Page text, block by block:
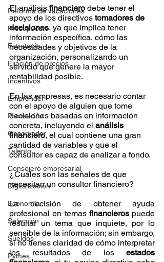
Reforma de vacaciones
Presupuesto
Estrategia
Fijación de precios
Incentivos
Emprender
Planeación
Observador
Talento
Consejero empresarial
Digitalización
Economía
Selección
Sueldos
Pymes
El análisis financiero debe tener el
apoyo de los directivos tomadores de
decisiones, ya que implica tener
información específica, cómo las
necesidades y objetivos de la
organización, personalizando un
servicio que genere la mayor
rentabilidad posible.
En las empresas, es necesario contar
con el apoyo de alguien que tome
decisiones basadas en información
concreta, incluyendo el análisis
financiero, el cual contiene una gran
cantidad de variables y que el
consultor es capaz de analizar a fondo.
¿Cuáles son las señales de que
necesitan un consultor financiero?
La decisión de obtener ayuda
profesional en temas financieros puede
resultar un tema que inquiete, por lo
sensible de la información; sin embargo,
si no tienes claridad de cómo interpretar
los resultados de los estados